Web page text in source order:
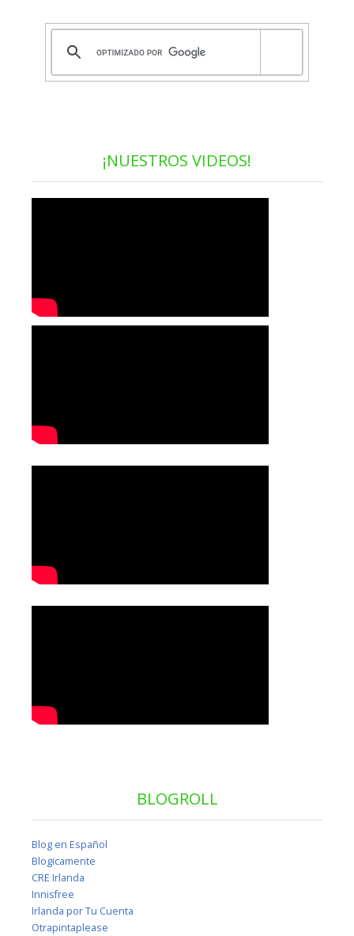
¡NUESTROS VIDEOS!
BLOGROLL
Blog en Español
Blogicamente
CRE Irlanda
Innisfree
Irlanda por Tu Cuenta
Otrapintaplease